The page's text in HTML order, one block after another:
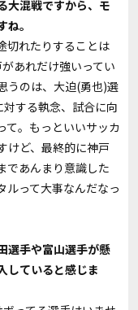
大混戦ですから、モ
。
切れたりすることは
あれだけ強いってい
うのは、大迫(勇也)選
する執念、試合に向
て。もっといいサッカ
けど、最終的に神戸
であんまり意識した
ルって大事なんだなっ
選手や富山選手が懸
していると感じま